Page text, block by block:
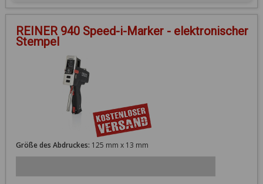
REINER 940 Speed-i-Marker - elektronischer
Stempel
Größe des Abdruckes: 125 mm x 13 mm